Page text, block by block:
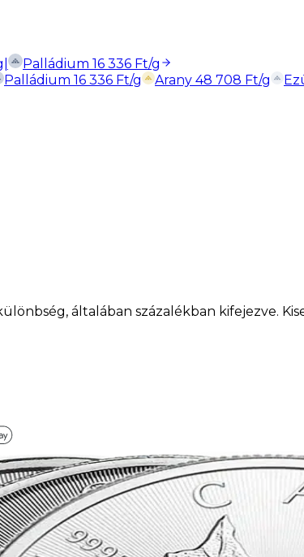
Palládium 16 336 Ft/g
Palládium 16 336 Ft/g Arany 48 708 Ft/g
általában százalékban kifejezve.